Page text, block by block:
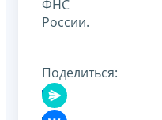
ФНС
России.
Поделиться: